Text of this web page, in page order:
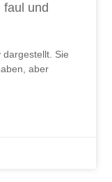
faul und
Sie
aber